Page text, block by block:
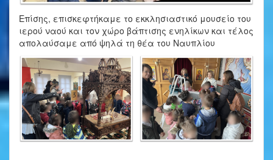
Επίσης, επισκεφτήκαμε το εκκλησιαστικό μουσείο του
ιερού ναού και τον χώρο βάπτισης ενηλίκων και τέλος
απολαύσαμε από ψηλά τη θέα του Ναυπλίου